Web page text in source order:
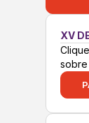
XV
sobre